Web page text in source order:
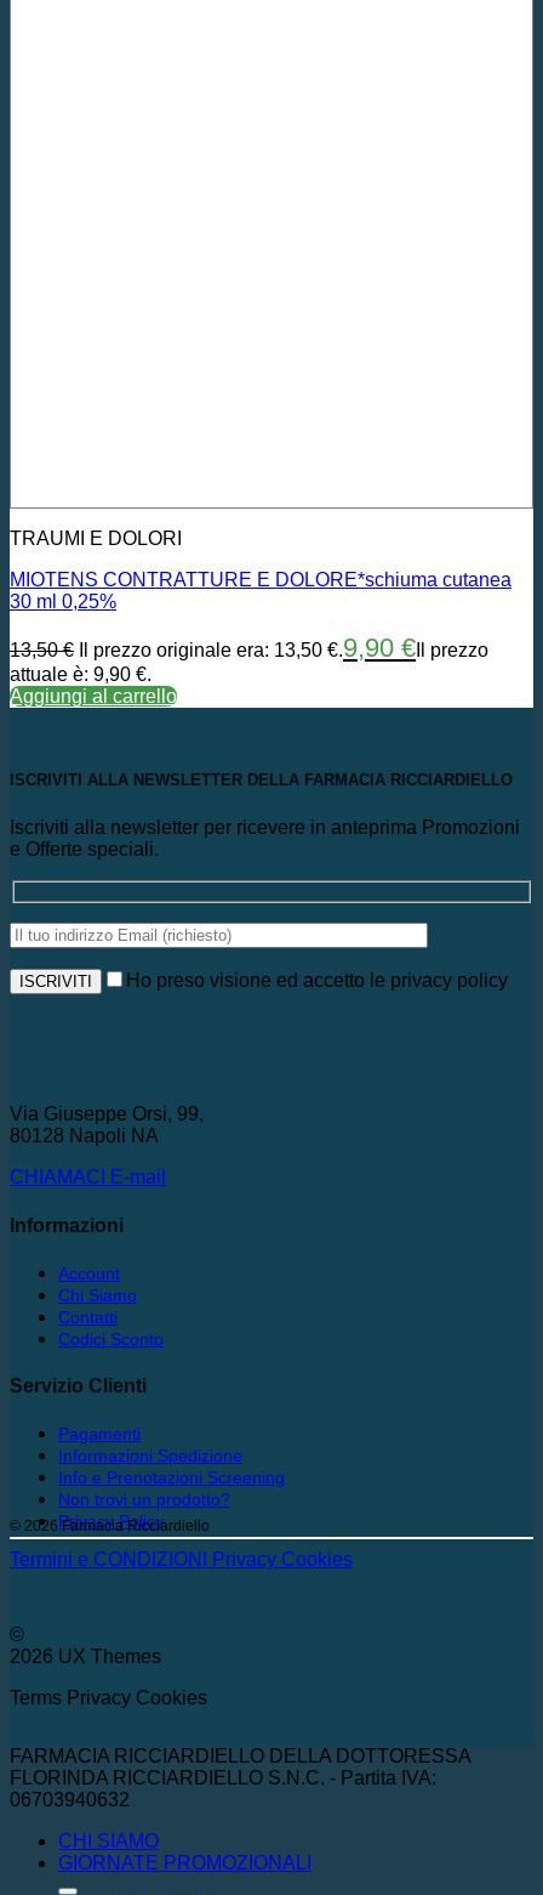
TRAUMI E DOLORI
MIOTENS CONTRATTURE E DOLORE*schiuma cutanea
30 ml 0,25%
13,50€ Il prezzo originale era: 13,50 €.9,90 € Il prezzo
attuale è: 9,90 €.
Aggiungi al carrello
ISCRIVITI ALLA NEWSLETTER DELLA FARMACIA RICCIARDIELLO
Iscriviti alla newsletter per ricevere in anteprima Promozioni
e Offerte speciali.
Ho preso visione ed accetto le privacy policy
Via Giuseppe Orsi, 99,
80128 Napoli NA
CHIAMACI
E-mail
Informazioni
Account
Chi Siamo
Contatti
Codici Sconto
Servizio Clienti
Pagamenti
Informazioni Spedizione
Info e Prenotazioni Screening
Non trovi un prodotto?
Privacy Policy
© 2026 Farmacia Ricciardiello
Termini e CONDIZIONI Privacy Cookies
©
2026 UX Themes
Terms Privacy Cookies
FARMACIA RICCIARDIELLO DELLA DOTTORESSA
FLORINDA RICCIARDIELLO S.N.C. - Partita IVA:
06703940632
CHI SIAMO
GIORNATE PROMOZIONALI